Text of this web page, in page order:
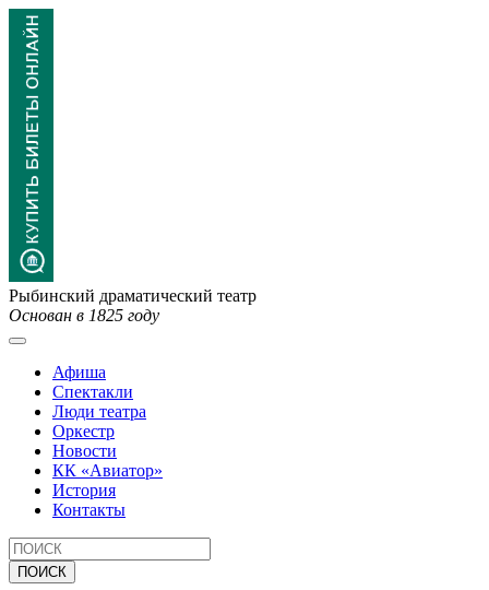
Рыбинский драматический театр
Основан в 1825 году
Афиша
Спектакли
Люди театра
Оркестр
Новости
КК «Авиатор»
История
Контакты